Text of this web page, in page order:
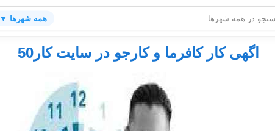
همه شهرها ▼
اگهی کار کافرما و کارجو در سایت کار50